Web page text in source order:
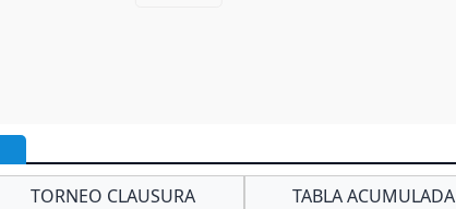
TORNEO CLAUSURA TABLA ACUMULADA